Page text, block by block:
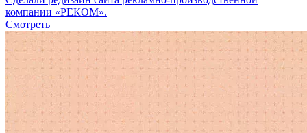
компании «РЕКОМ».
Смотреть